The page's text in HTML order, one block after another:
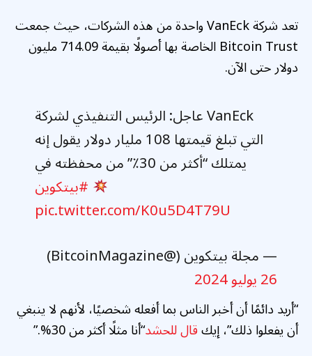
تعد شركة VanEck واحدة من هذه الشركات، حيث جمعت
Bitcoin Trust الخاصة بها أصولًا بقيمة 714.09 مليون
دولار حتى الآن.
عاجل: الرئيس التنفيذي لشركة VanEck
التي تبلغ قيمتها 108 مليار دولار يقول إنه
يمتلك “أكثر من 30٪” من محفظته في
#بيتكوين
pic.twitter.com/K0u5D4T79U
— مجلة بيتكوين (@BitcoinMagazine)
26 يوليو 2024
“أريد دائمًا أن أخبر الناس بما أفعله شخصيًا، لأنهم لا ينبغي
أن يفعلوا ذلك”، إيكقال للحشد“أنا مثلًا أكثر من 30%.”